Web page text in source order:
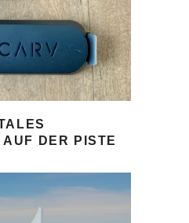
DER PISTE